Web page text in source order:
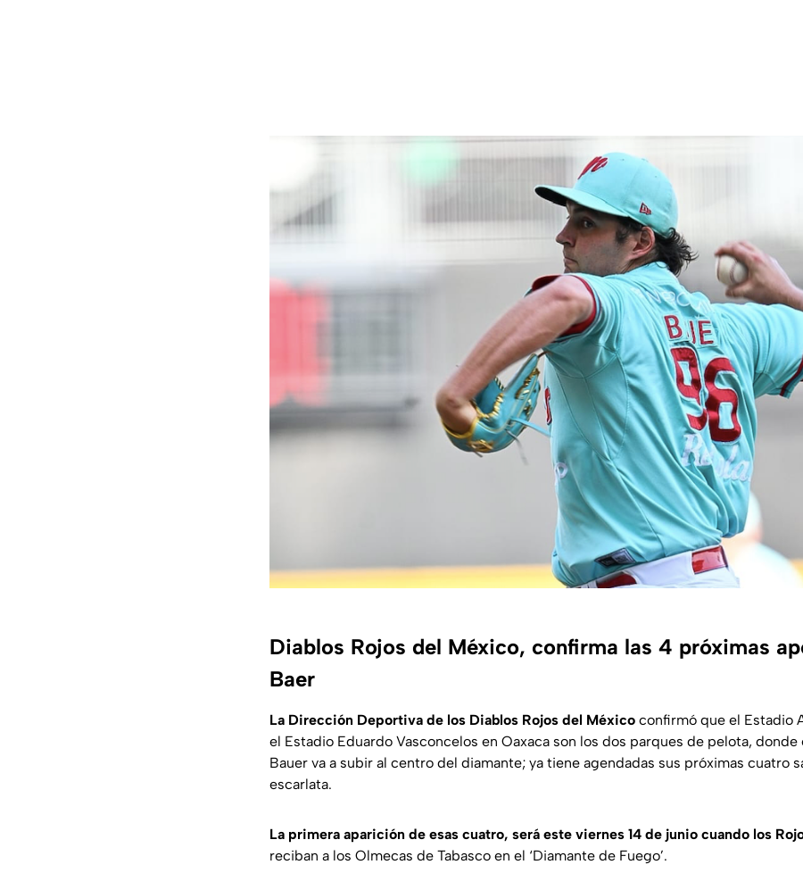
Diablos Rojos del México, confirma las 4 próximas
Baer
La Dirección Deportiva de los Diablos Rojos del México confirmó que el Estadio
el Estadio Eduardo Vasconcelos en Oaxaca son los dos parques de pelota,
Bauer va a subir al centro del diamante; ya tiene agendadas sus próximas cuatro
escarlata.
La primera aparición de esas cuatro, será este viernes 14 de junio cuando los
reciban a los Olmecas de Tabasco en el ‘Diamante de Fuego’.